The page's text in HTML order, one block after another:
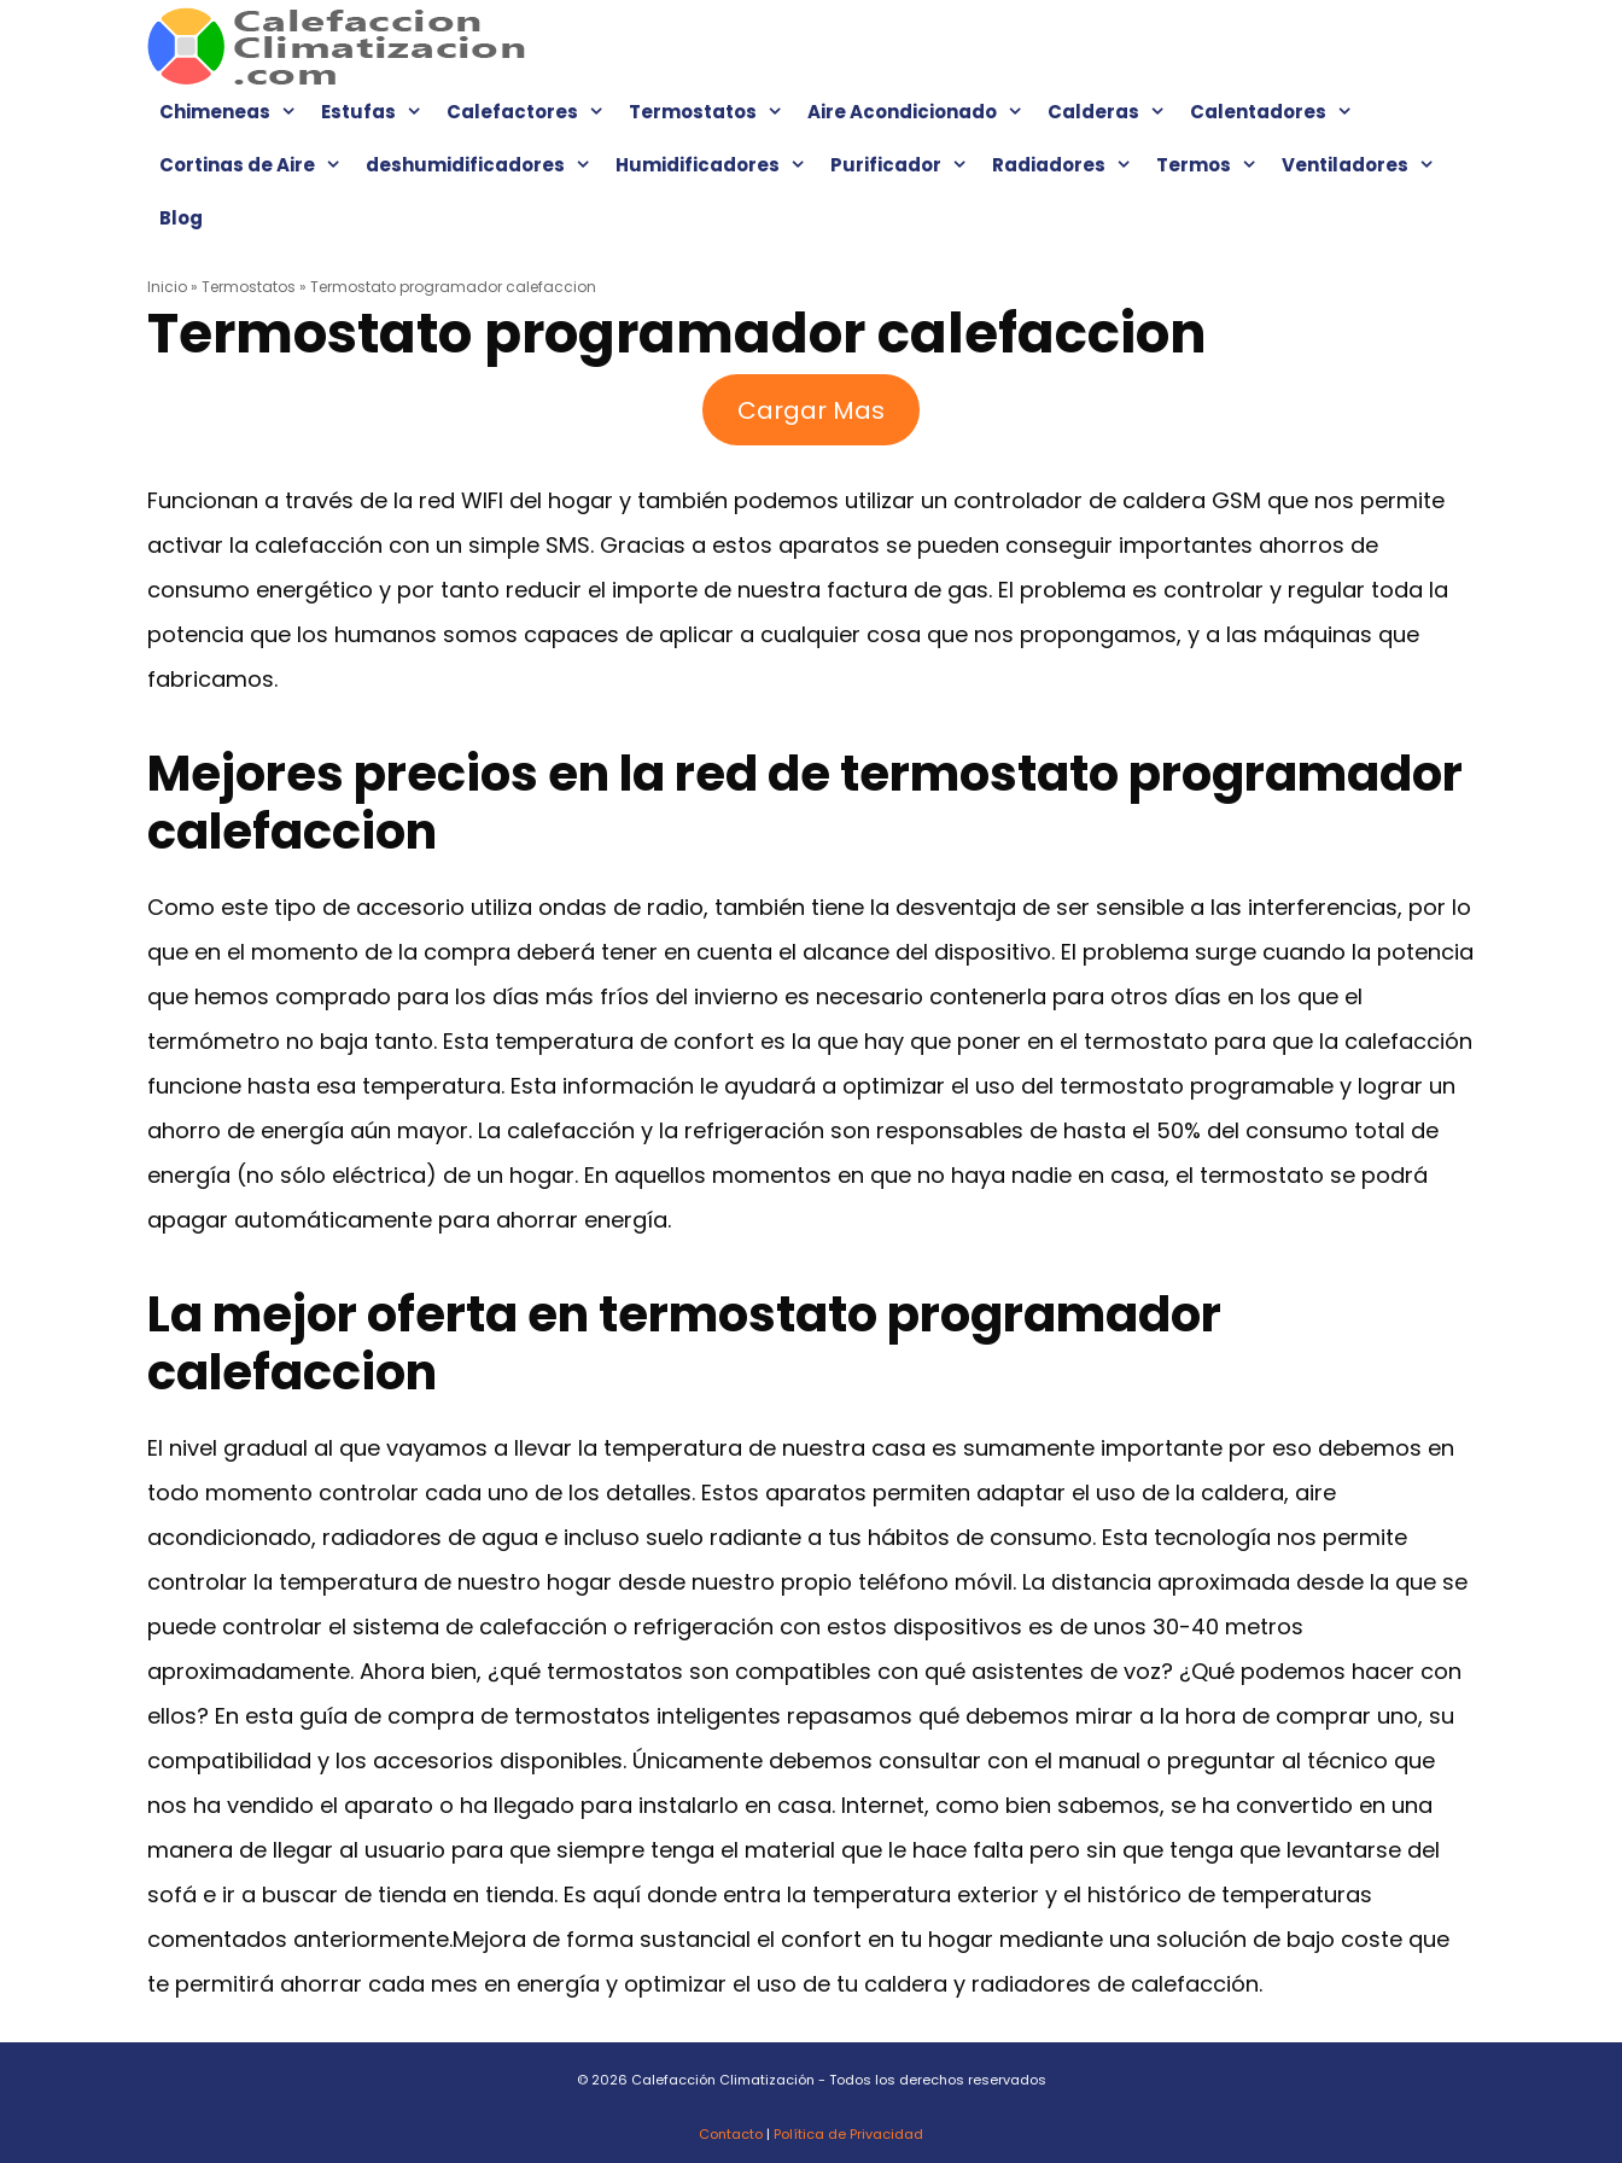
Chimeneas Estufas Calefactores Termostatos Aire Acondicionado Calderas Calentadores
Cortinas de Aire deshumidificadores Humidificadores Purificador Radiadores Termos Ventiladores
Blog
Inicio » Termostatos » Termostato programador calefaccion
Termostato programador calefaccion
Cargar Mas
Funcionan a través de la red WIFI del hogar y también podemos utilizar un controlador de caldera GSM que nos permite
activar la calefacción con un simple SMS. Gracias a estos aparatos se pueden conseguir importantes ahorros de
consumo energético y por tanto reducir el importe de nuestra factura de gas. El problema es controlar y regular toda la
potencia que los humanos somos capaces de aplicar a cualquier cosa que nos propongamos, y a las máquinas que
fabricamos.
Mejores precios en la red de termostato programador
calefaccion
Como este tipo de accesorio utiliza ondas de radio, también tiene la desventaja de ser sensible a las interferencias, por lo
que en el momento de la compra deberá tener en cuenta el alcance del dispositivo. El problema surge cuando la potencia
que hemos comprado para los días más fríos del invierno es necesario contenerla para otros días en los que el
termómetro no baja tanto. Esta temperatura de confort es la que hay que poner en el termostato para que la calefacción
funcione hasta esa temperatura. Esta información le ayudará a optimizar el uso del termostato programable y lograr un
ahorro de energía aún mayor. La calefacción y la refrigeración son responsables de hasta el 50% del consumo total de
energía (no sólo eléctrica) de un hogar. En aquellos momentos en que no haya nadie en casa, el termostato se podrá
apagar automáticamente para ahorrar energía.
La mejor oferta en termostato programador
calefaccion
El nivel gradual al que vayamos a llevar la temperatura de nuestra casa es sumamente importante por eso debemos en
todo momento controlar cada uno de los detalles. Estos aparatos permiten adaptar el uso de la caldera, aire
acondicionado, radiadores de agua e incluso suelo radiante a tus hábitos de consumo. Esta tecnología nos permite
controlar la temperatura de nuestro hogar desde nuestro propio teléfono móvil. La distancia aproximada desde la que se
puede controlar el sistema de calefacción o refrigeración con estos dispositivos es de unos 30-40 metros
aproximadamente. Ahora bien, ¿qué termostatos son compatibles con qué asistentes de voz? ¿Qué podemos hacer con
ellos? En esta guía de compra de termostatos inteligentes repasamos qué debemos mirar a la hora de comprar uno, su
compatibilidad y los accesorios disponibles. Únicamente debemos consultar con el manual o preguntar al técnico que
nos ha vendido el aparato o ha llegado para instalarlo en casa. Internet, como bien sabemos, se ha convertido en una
manera de llegar al usuario para que siempre tenga el material que le hace falta pero sin que tenga que levantarse del
sofá e ir a buscar de tienda en tienda. Es aquí donde entra la temperatura exterior y el histórico de temperaturas
comentados anteriormente.Mejora de forma sustancial el confort en tu hogar mediante una solución de bajo coste que
te permitirá ahorrar cada mes en energía y optimizar el uso de tu caldera y radiadores de calefacción.
© 2026 Calefacción Climatización - Todos los derechos reservados
Contacto | Política de Privacidad